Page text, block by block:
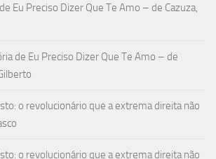
Eu Preciso Dizer Que Te Amo – de Cazuza,
de Eu Preciso Dizer Que Te Amo – de
o revolucionário que a extrema direita não
o revolucionário que a extrema direita não